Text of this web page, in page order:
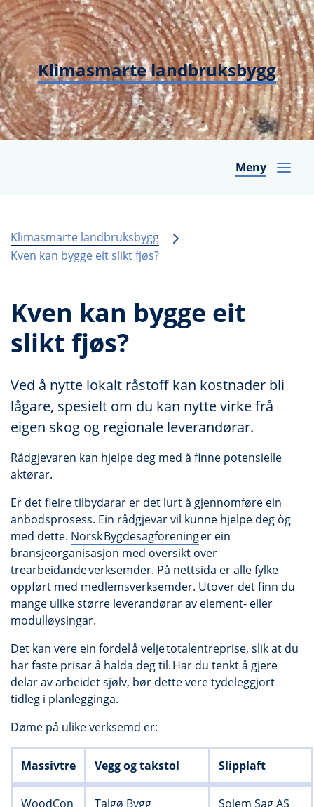
Klimasmarte landbruksbygg
Meny
Klimasmarte landbruksbygg
Kven kan bygge eit slikt fjøs?
Kven kan bygge eit
slikt fjøs?
Ved å nytte lokalt råstoff kan kostnader bli
lågare, spesielt om du kan nytte virke frå
eigen skog og regionale leverandørar.
Rådgjevaren kan hjelpe deg med å finne potensielle
aktørar.
Er det fleire tilbydarar er det lurt å gjennomføre ein
anbodsprosess. Ein rådgjevar vil kunne hjelpe deg òg
med dette. Norsk Bygdesagforeninger ein
bransjeorganisasjon med oversikt over
trearbeidande verksemder. På nettsida er alle fylke
oppført med medlemsverksemder. Utover det finn du
mange ulike større leverandørar av element- eller
modulløysingar.
Det kan vere ein fordel å velje totalentreprise, slik at du
har faste prisar å halda deg til. Har du tenkt å gjere
delar av arbeidet sjølv, bør dette vere tydeleggjort
tidleg i planlegginga.
Døme på ulike verksemd er:
Massivtre Vegg og takstol Slipplaft
WoodCon Talgø Bygg Solem Sag AS